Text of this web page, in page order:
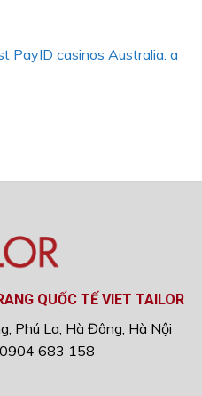
PayID casinos Australia: a
QUỐC TẾ VIET TAILOR
Phú La, Hà Đông, Hà Nội
683 158